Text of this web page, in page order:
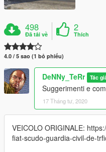
498
Đã tải về
2
Thích
4.0 / 5 sao (1 bỏ phiếu)
DeNNy_TeRr Tác
Suggerimenti e
17 Tháng tư, 2020
VEICOLO ORIGINALE:
fiat-scudo-guardia-civil-de-